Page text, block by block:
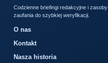
Codzienne briefingi redakcyjne i zasoby
zaufania do szybkiej weryfikacji.
O nas
Kontakt
Nasza historia